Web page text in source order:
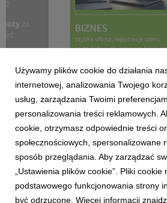
ACER
Acer for Business
2 czerwca 2026
Rusza nowy portal dla partnerów
Używamy plików cookie do działania
internetowej, analizowania Twojego
usług, zarządzania Twoimi
personalizowania treści reklamowych.
cookie, otrzymasz odpowiednie treści
społecznościowych, spersonalizowane
sposób przeglądania. Aby zarządzać
„Ustawienia plików cookie”. Pliki
podstawowego funkcjonowania strony
być odrzucone. Więcej informacji